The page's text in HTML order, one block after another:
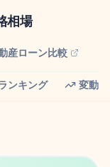
相場
産ローン比較
ンキング 変動